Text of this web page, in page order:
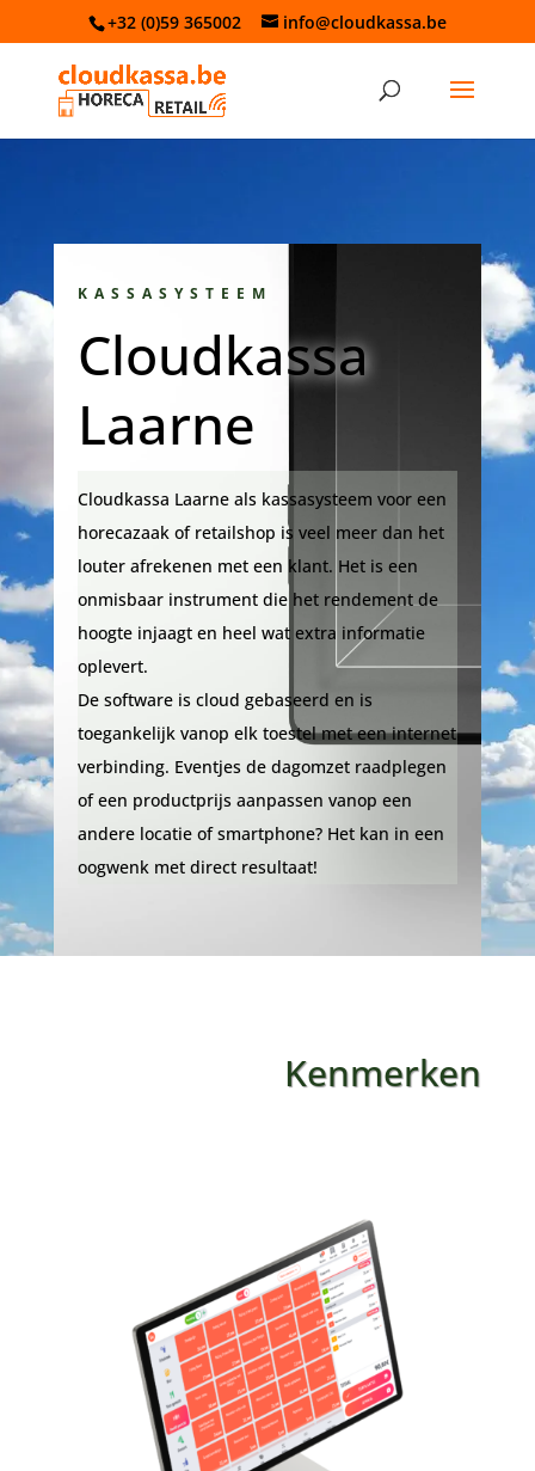
+32 (0)59 365002 info@cloudkassa.be
KASSASYSTEEM
Cloudkassa
Laarne
Cloudkassa Laarne als kassasysteem voor een
horecazaak of retailshop is veel meer dan het
louter afrekenen met een klant. Het is een
onmisbaar instrument die het rendement de
hoogte injaagt en heel wat extra informatie
oplevert.
De software is cloud gebaseerd en is
toegankelijk vanop elk toestel met een internet
verbinding. Eventjes de dagomzet raadplegen
of een productprijs aanpassen vanop een
andere locatie of smartphone? Het kan in een
oogwenk met direct resultaat!
Kenmerken